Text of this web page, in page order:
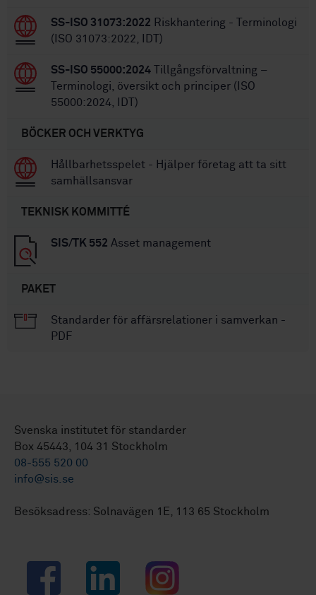
SS-ISO 31073:2022 Riskhantering - Terminologi
(ISO 31073:2022, IDT)
SS-ISO 55000:2024 Tillgångsförvaltning –
Terminologi, översikt och principer (ISO
55000:2024, IDT)
BÖCKER OCH VERKTYG
Hållbarhetsspelet - Hjälper företag att ta sitt
samhällsansvar
TEKNISK KOMMITTÉ
SIS/TK 552 Asset management
PAKET
Standarder för affärsrelationer i samverkan -
PDF
Svenska institutet för standarder
Box 45443, 104 31 Stockholm
08-555 520 00
info@sis.se
Besöksadress: Solnavägen 1E, 113 65 Stockholm
Facebook LinkedIn Instagram